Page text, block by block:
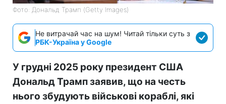
Фото: Дональд Трамп (Getty Images)
Не витрачай час на шум! Читай тільки суть з
РБК-Україна у Google
У грудні 2025 року президент США
Дональд Трамп заявив, що на честь
нього збудують військові кораблі, які